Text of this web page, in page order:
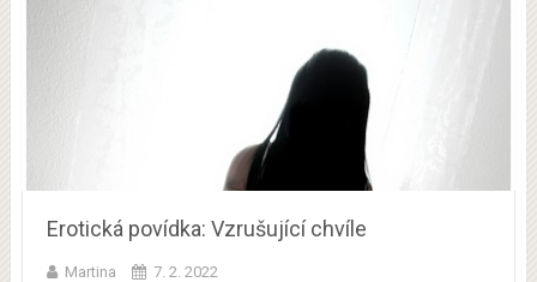
Erotická povídka: Vzrušující chvíle
Martina 7. 2. 2022